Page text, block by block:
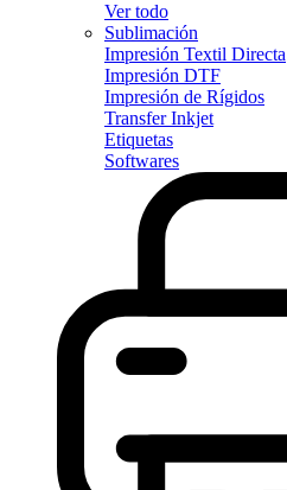
Ver todo
Sublimación
Impresión Textil Directa
Impresión DTF
Impresión de Rígidos
Transfer Inkjet
Etiquetas
Softwares